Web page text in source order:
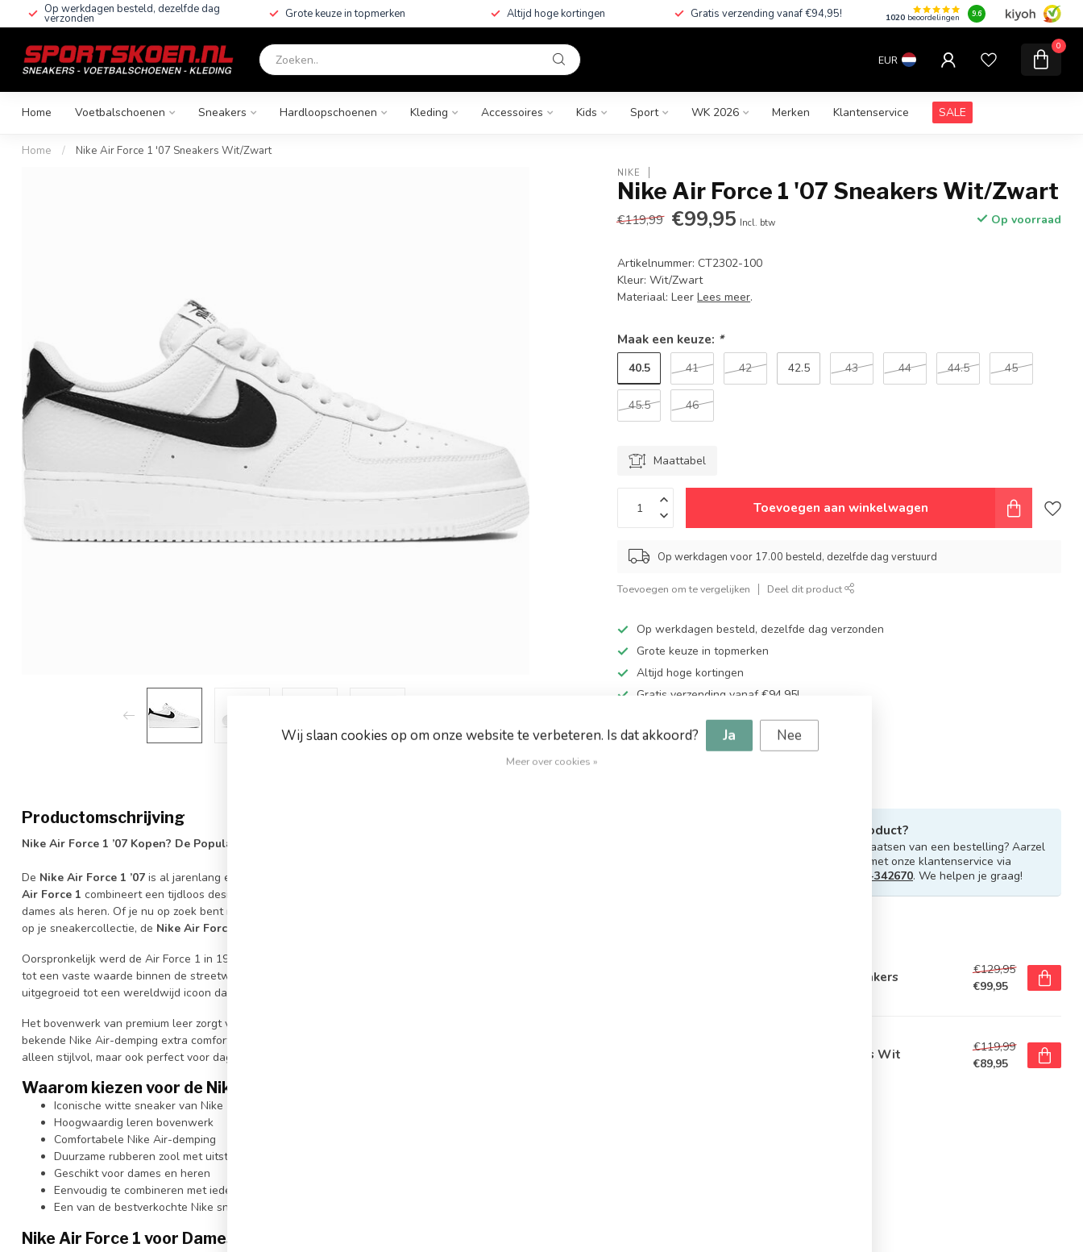
Op werkdagen besteld, dezelfde dag
verzonden Grote keuze in topmerken Altijd hoge kortingen Gratis verzending vanaf €94,95! 1020 beoordelingen 9.6
EUR
0
Home Voetbalschoenen Sneakers Hardloopschoenen Kleding Accessoires Kids Sport WK 2026 Merken Klantenservice SALE
Home / Nike Air Force 1 '07 Sneakers Wit/Zwart
NIKE
Nike Air Force 1 '07 Sneakers Wit/Zwart
€119,99 €99,95 Incl. btw Op voorraad
Artikelnummer: CT2302-100
Kleur: Wit/Zwart
Materiaal: LeerLees meer.
Maak een keuze: *
40.5 41 42 42.5 43 44 44.5 45
45.5 46
Maattabel
Toevoegen aan winkelwagen
Op werkdagen voor 17.00 besteld, dezelfde dag verstuurd
Toevoegen om te vergelijken Deel dit product
Op werkdagen besteld, dezelfde dag verzonden
Grote keuze in topmerken
Altijd hoge kortingen
Gratis verzending vanaf €94,95!
Productomschrijving
Nike Air Force 1 ’07 Kopen? De Populairste Witte Sneaker van Nike
De Nike Air Force 1 ’07 is al jarenlang een van de meest populaire sneakers ter wereld. Deze iconische
Air Force 1 combineert een tijdloos design met optimaal draagcomfort en is daardoor een favoriet onder zowel
dames als heren. Of je nu op zoek bent naar een casual sneaker voor dagelijks gebruik of een stijlvolle aanvulling
op je sneakercollectie, de Nike Air Force 1
Oorspronkelijk werd de Air Force 1 in 1982 geïntroduceerd als basketbalschoen, maar al snel groeide het model uit
tot een vaste waarde binnen de streetwear- en sneakercultuur. Vooral de klassieke
uitgegroeid tot een wereldwijd icoon dankzij de strakke wit-op-zwart uitstraling en veelzijdige stylingmogelijkheden.
Het bovenwerk van premium leer zorgt voor een luxe uitstraling en langdurige duurzaamheid. Daarnaast biedt de
bekende Nike Air-demping extra comfort bij elke stap. Hierdoor is de
alleen stijlvol, maar ook perfect voor dagelijks gebruik.
Waarom kiezen voor de Nike Air Force 1 ’07 ?
Iconische witte sneaker van Nike
Hoogwaardig leren bovenwerk
Comfortabele Nike Air-demping
Duurzame rubberen zool met uitstekende grip
Geschikt voor dames en heren
Eenvoudig te combineren met iedere outfit
Een van de bestverkochte Nike sneakers ooit
Nike Air Force 1 voor Dames en Heren
Heb je vragen over dit product?
Of heb je hulp nodig bij het plaatsen van een bestelling? Aarzel
niet om contact op te nemen met onze klantenservice via
0492-342670. We helpen je graag!
Nike Air Force 1 '07 LV8 Sneakers
€129,95
€99,95
Nike Air Force 1 '07 Sneakers Wit
€119,99
€89,95
Wij slaan cookies op om onze website te verbeteren. Is dat akkoord? Ja Nee
Meer over cookies »